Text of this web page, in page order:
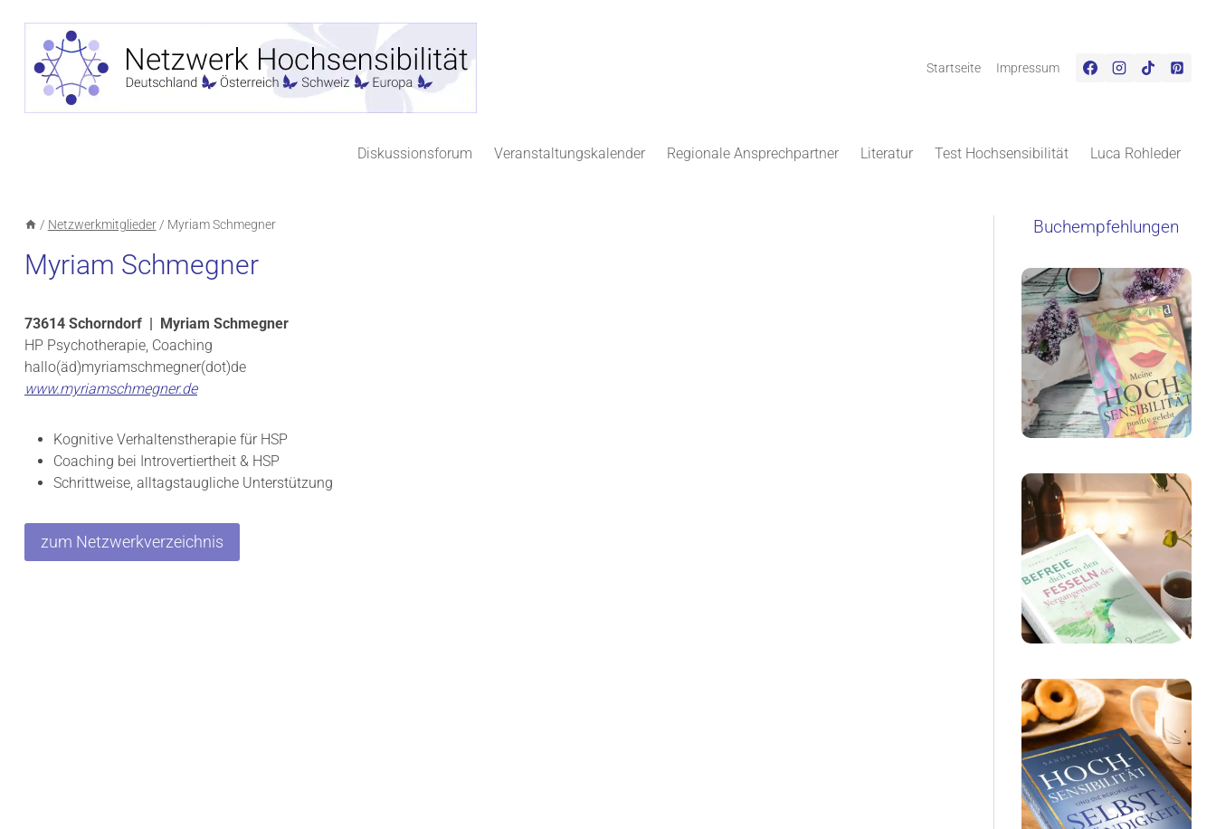
springen
Startseite Impressum
Diskussionsforum Veranstaltungskalender Regionale Ansprechpartner Literatur Test Hochsensibilität Luca Rohleder
/ Netzwerkmitglieder / Myriam Schmegner
Myriam Schmegner
73614 Schorndorf | Myriam Schmegner
HP Psychotherapie, Coaching
hallo(äd)myriamschmegner(dot)de
www.myriamschmegner.de
Kognitive Verhaltenstherapie für HSP
Coaching bei Introvertiertheit & HSP
Schrittweise, alltagstaugliche Unterstützung
zum Netzwerkverzeichnis
Buchempfehlungen